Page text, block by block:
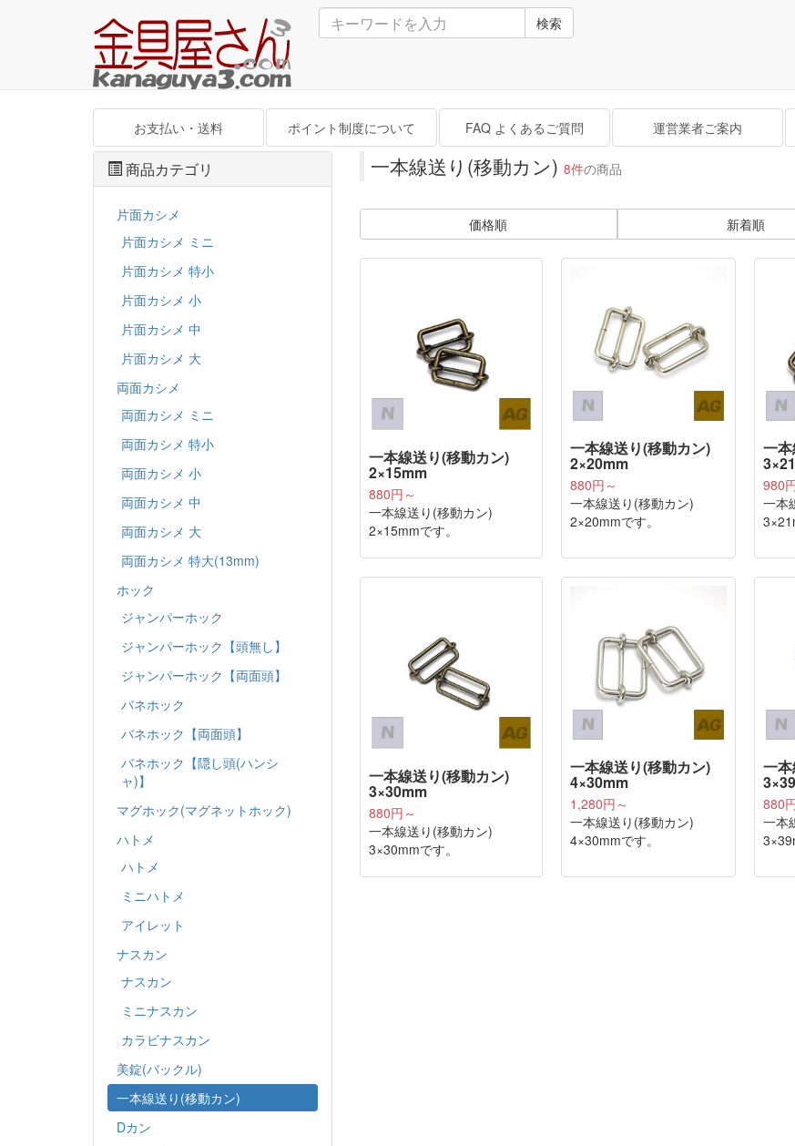
検索
お支払い・送料 ポイント制度について FAQ よくあるご質問 運営業者ご案内
一本線送り(移動カン) 8件の商品
価格順 新着順
一本線送り(移動カン)
2×15mm
880円～
一本線送り(移動カン)
2×15mmです。
一本線送り(移動カン)
2×20mm
880円～
一本線送り(移動カン)
2×20mmです。
一
980
一本
一本線送り(移動カン)
3×30mm
880円～
一本線送り(移動カン)
3×30mmです。
一本線送り(移動カン)
4×30mm
1,280円～
一本線送り(移動カン)
4×30mmです。
一
880
一本
商品カテゴリ
片面カシメ
片面カシメ ミニ
片面カシメ 特小
片面カシメ 小
片面カシメ 中
片面カシメ 大
両面カシメ
両面カシメ ミニ
両面カシメ 特小
両面カシメ 小
両面カシメ 中
両面カシメ 大
両面カシメ 特大(13mm)
ホック
ジャンパーホック
ジャンパーホック【頭無し】
ジャンパーホック【両面頭】
バネホック
バネホック【両面頭】
バネホック【隠し頭(ハンシ
ャ)】
マグホック(マグネットホック)
ハトメ
ハトメ
ミニハトメ
アイレット
ナスカン
ナスカン
ミニナスカン
カラビナスカン
美錠(バックル)
一本線送り(移動カン)
Dカン